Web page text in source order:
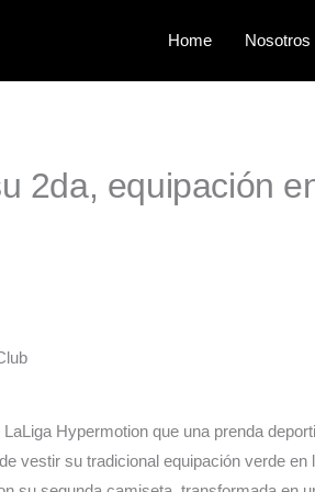
Home Nosotros
2da, equipación
Hypermotion que una prenda
vestir su tradicional equipación verde en